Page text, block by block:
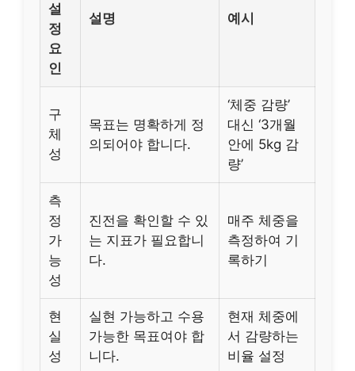
설
정
요
인
설명 예시
구
체
성
목표는 명확하게 정
의되어야 합니다.
‘체중 감량’
대신 ‘3개월
안에 5kg 감
량’
측
정
가
능
성
진전을 확인할 수 있
는 지표가 필요합니
다.
매주 체중을
측정하여 기
록하기
현
실
성
실현 가능하고 수용
가능한 목표여야 합
니다.
현재 체중에
서 감량하는
비율 설정